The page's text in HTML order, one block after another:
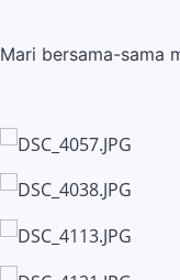
Mari bersama-sama